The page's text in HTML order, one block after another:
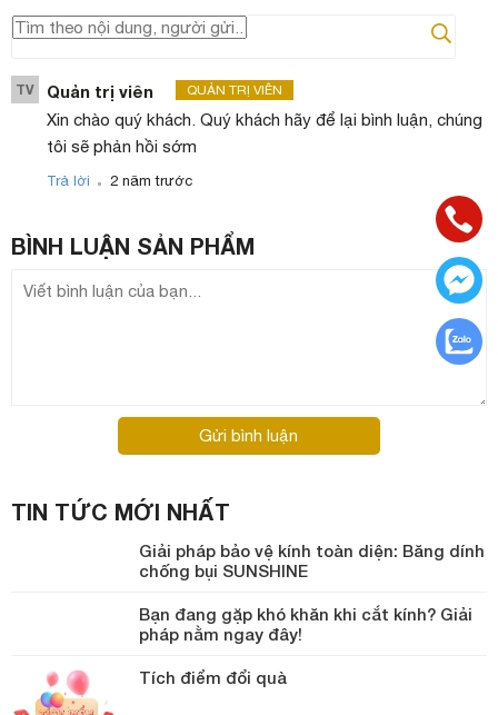
TV Quản trị viên QUẢN TRỊ VIÊN
Xin chào quý khách. Quý khách hãy để lại bình luận, chúng
tôi sẽ phản hồi sớm
Trả lời . 2 năm trước
BÌNH LUẬN SẢN PHẨM
Gửi bình luận
TIN TỨC MỚI NHẤT
Giải pháp bảo vệ kính toàn diện: Băng dính
chống bụi SUNSHINE
Bạn đang gặp khó khăn khi cắt kính? Giải
pháp nằm ngay đây!
Tích điểm đổi quà